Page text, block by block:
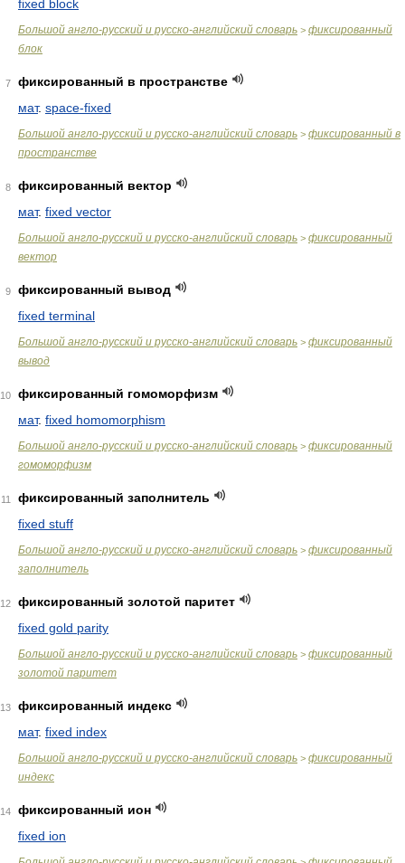
fixed block
Большой англо-русский и русско-английский словарь > фиксированный
блок
7
фиксированный в пространстве
мат. space-fixed
Большой англо-русский и русско-английский словарь > фиксированный в
пространстве
8
фиксированный вектор
мат. fixed vector
Большой англо-русский и русско-английский словарь > фиксированный
вектор
9
фиксированный вывод
fixed terminal
Большой англо-русский и русско-английский словарь > фиксированный
вывод
10
фиксированный гомоморфизм
мат. fixed homomorphism
Большой англо-русский и русско-английский словарь > фиксированный
гомоморфизм
11
фиксированный заполнитель
fixed stuff
Большой англо-русский и русско-английский словарь > фиксированный
заполнитель
12
фиксированный золотой паритет
fixed gold parity
Большой англо-русский и русско-английский словарь > фиксированный
золотой паритет
13
фиксированный индекс
мат. fixed index
Большой англо-русский и русско-английский словарь > фиксированный
индекс
14
фиксированный ион
fixed ion